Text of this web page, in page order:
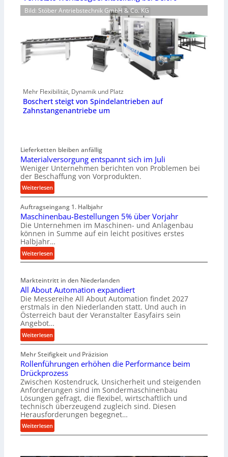
Bild: Stöber Antriebstechnik GmbH & Co. KG
Mehr Flexibilität, Dynamik und Platz
Boschert steigt von Spindelantrieben auf
Zahnstangenantriebe um
Lieferketten bleiben anfällig
Materialversorgung entspannt sich im Juli
Weniger Unternehmen berichten von Problemen bei
der Beschaffung von Vorprodukten.
Weiterlesen:
M
a
t
e
r
i
a
l
e
r
s
o
u
n
g
e
n
t
s
p
a
n
Auftragseingang 1. Halbjahr
Maschinenbau-Bestellungen 5% über Vorjahr
Die Unternehmen im Maschinen- und Anlagenbau
können in Summe auf ein leicht positives erstes
Halbjahr…
Weiterlesen:
M
s
c
h
i
n
e
n
a
u
-
B
e
s
t
e
l
Markteintritt in den Niederlanden
All About Automation expandiert
Die Messereihe All About Automation findet 2027
erstmals in den Niederlanden statt. Und auch in
Österreich baut der Veranstalter Easyfairs sein
Angebot…
Weiterlesen:
A
l
l
A
b
o
u
t
A
u
Mehr Steifigkeit und Präzision
Rollenführungen erhöhen die Performance beim
Drückprozess
Zwischen Kostendruck, Unsicherheit und steigenden
Anforderungen sind im Sondermaschinenbau
Lösungen gefragt, die flexibel, wirtschaftlich und
technisch überzeugend zugleich sind. Diesen
Herausforderungen begegnet…
Weiterlesen:
R
l